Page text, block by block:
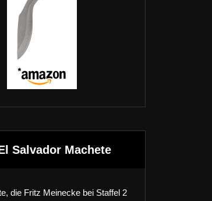
Salvador Machete
die Fritz Meinecke bei Staffel 2